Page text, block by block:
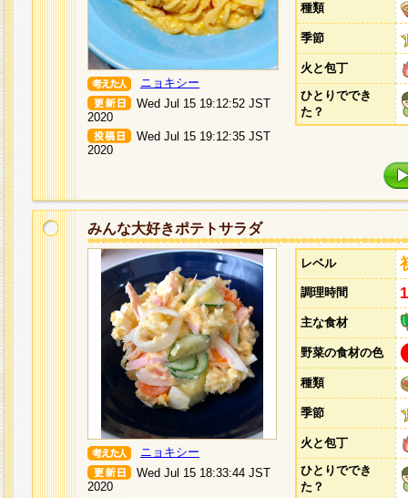
ニョキシー
Wed Jul 15 19:12:52 JST
2020
Wed Jul 15 19:12:35 JST
2020
種類
季節
火と包丁
ひとりででき
た？
みんな大好きポテトサラダ
ニョキシー
Wed Jul 15 18:33:44 JST
2020
レベル
調理時間
主な食材
野菜の食材の色
種類
季節
火と包丁
ひとりででき
た？